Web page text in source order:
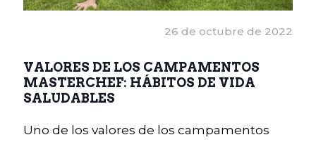
26 de octubre de 2022
VALORES DE LOS CAMPAMENTOS
MASTERCHEF: HÁBITOS DE VIDA
SALUDABLES
Uno de los valores de los campamentos